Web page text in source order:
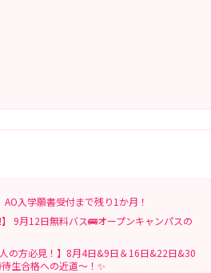
AO入学願書受付まで残り1か月！
】 9月12日無料バス🚌オープンキャンパスの
の方必見！】8月4日&9日＆16日&22日&30
生合格への近道～！✨